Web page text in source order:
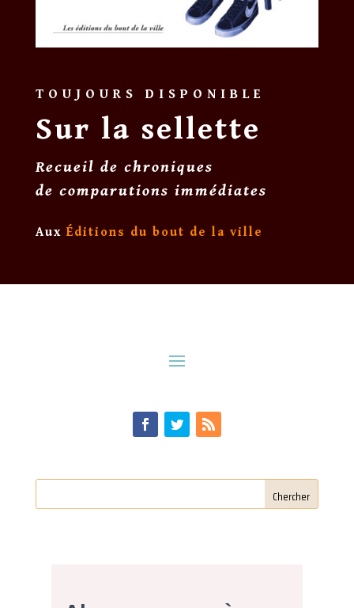
TOUJOURS DISPONIBLE
Sur la sellette
Recueil de chroniques
de comparutions immédiates
Aux Éditions du bout de la ville